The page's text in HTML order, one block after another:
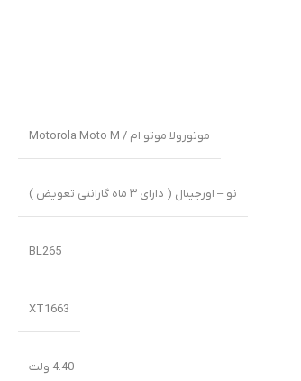
موتورولا موتو ام / Motorola Moto M
نو – اورجینال ( دارای ۳ ماه گارانتی تعویض )
BL265
XT1663
4.40 ولت